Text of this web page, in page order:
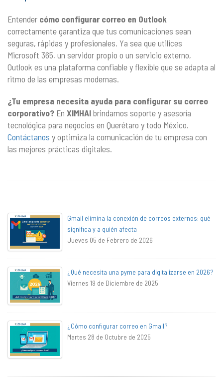
Entender cómo configurar correo en Outlook
correctamente garantiza que tus comunicaciones sean
seguras, rápidas y profesionales. Ya sea que utilices
Microsoft 365, un servidor propio o un servicio externo,
Outlook es una plataforma confiable y flexible que se adapta al
ritmo de las empresas modernas.
¿Tu empresa necesita ayuda para configurar su correo
corporativo? En XIMHAIbrindamos soporte y asesoría
tecnológica para negocios en Querétaro y todo México.
Contáctanos y optimiza la comunicación de tu empresa con
las mejores prácticas digitales.
Gmail elimina la conexión de correos externos: qué
significa y a quién afecta
Jueves 05 de Febrero de 2026
¿Qué necesita una pyme para digitalizarse en 2026?
Viernes 19 de Diciembre de 2025
¿Cómo configurar correo en Gmail?
Martes 28 de Octubre de 2025